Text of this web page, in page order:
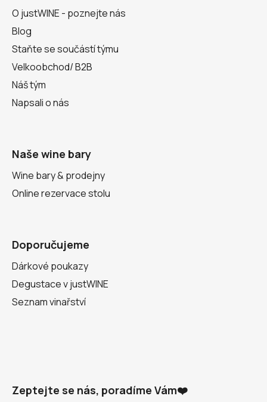
O justWINE - poznejte nás
Blog
Staňte se součástí týmu
Velkoobchod/ B2B
Náš tým
Napsali o nás
Naše wine bary
Wine bary & prodejny
Online rezervace stolu
Doporučujeme
Dárkové poukazy
Degustace v justWINE
Seznam vinařství
Zeptejte se nás, poradíme Vám❤️